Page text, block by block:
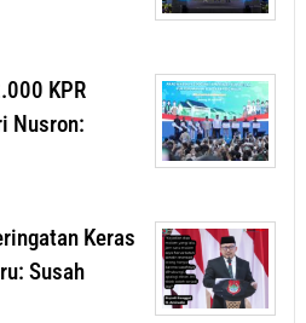
KPR
Nusron:
Keras
Susah